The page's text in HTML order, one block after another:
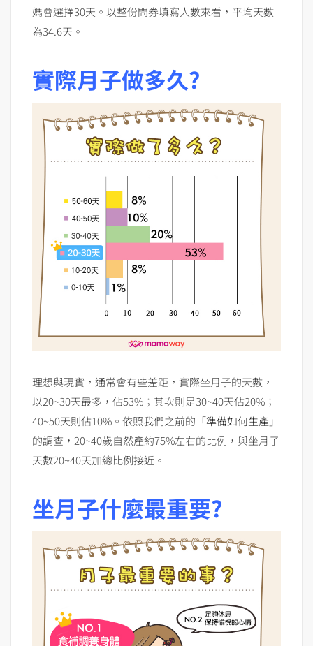
媽會選擇30天。以整份問券填寫人數來看，平均天數
為34.6天。
實際月子做多久?
理想與現實，通常會有些差距，實際坐月子的天數，
以20~30天最多，佔53%；其次則是30~40天佔20%；
40~50天則佔10%。依照我們之前的「準備如何生產 」
的調查，20~40歲自然產約75%左右的比例，與坐月子
天數20~40天加總比例接近。
坐月子什麼最重要?